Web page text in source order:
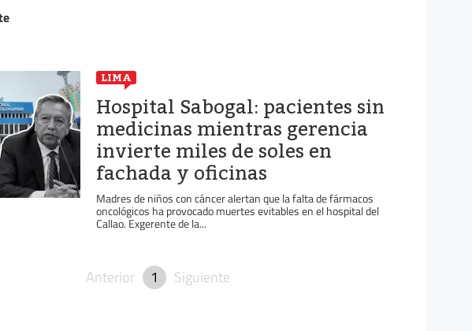
LIMA
Hospital Sabogal: pacientes sin
medicinas mientras gerencia
invierte miles de soles en
fachada y oficinas
Madres de niños con cáncer alertan que la falta de fármacos
oncológicos ha provocado muertes evitables en el hospital del
Callao. Exgerente de la...
Anterior 1 Siguiente